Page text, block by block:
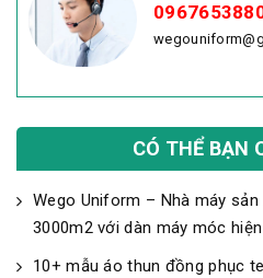
CÓ THỂ BẠN
Wego Uniform – Nhà máy
3000m2 với dàn máy móc
10+ mẫu áo thun đồng phục